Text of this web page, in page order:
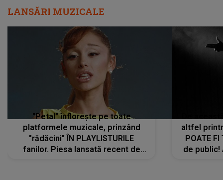
LANSĂRI MUZICALE
"Petal" înflorește pe toate
platformele muzicale, prinzând
"rădăcini" ÎN PLAYLISTURILE
fanilor. Piesa lansată recent de
altfel
POATE FI
de public!